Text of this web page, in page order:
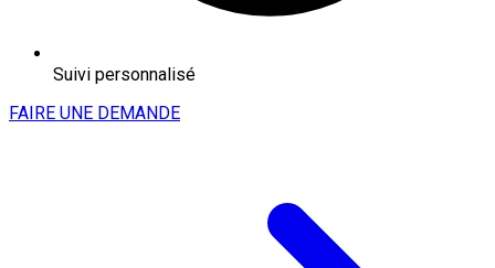
Suivi personnalisé
FAIRE UNE DEMANDE